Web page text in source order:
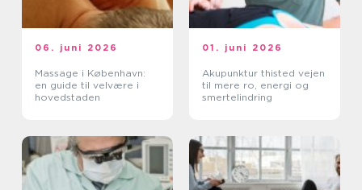
06. juni 2026
Massage i København:
en guide til velvære i
hovedstaden
01. juni 2026
Akupunktur thisted vejen
til mere ro, energi og
smertelindring